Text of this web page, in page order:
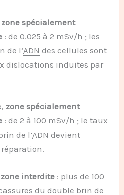
zone spécialement
: de 0.025 à 2 mSv/h ; les
de l’ADN des cellules sont
dislocations induites par
zone spécialement
: de 2 à 100 mSv/h ; le taux
de l’ADN devient
zone interdite: plus de 100
du double brin de